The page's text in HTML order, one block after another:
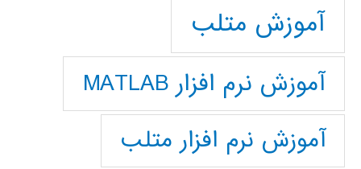
آموزش متلب
آموزش نرم افزار MATLAB
آموزش نرم افزار متلب